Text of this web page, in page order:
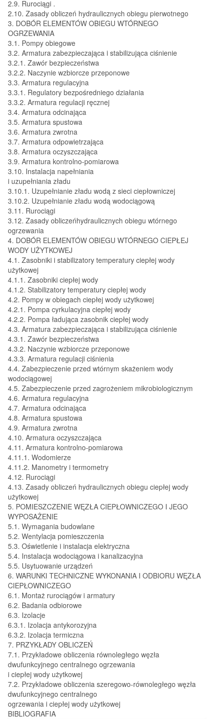
2.9. Rurociągi .
2.10. Zasady obliczeń hydraulicznych obiegu pierwotnego
3. DOBÓR ELEMENTÓW OBIEGU WTÓRNEGO
OGRZEWANIA
3.1. Pompy obiegowe
3.2. Armatura zabezpieczająca i stabilizująca ciśnienie
3.2.1. Zawór bezpieczeństwa
3.2.2. Naczynie wzbiorcze przeponowe
3.3. Armatura regulacyjna
3.3.1. Regulatory bezpośredniego działania
3.3.2. Armatura regulacji ręcznej
3.4. Armatura odcinająca
3.5. Armatura spustowa
3.6. Armatura zwrotna
3.7. Armatura odpowietrzająca
3.8. Armatura oczyszczająca
3.9. Armatura kontrolno-pomiarowa
3.10. Instalacja napełniania
i uzupełniania zładu
3.10.1. Uzupełnianie zładu wodą z sieci ciepłowniczej
3.10.2. Uzupełnianie zładu wodą wodociągową
3.11. Rurociągi
3.12. Zasady obliczeńhydraulicznych obiegu wtórnego
ogrzewania
4. DOBÓR ELEMENTÓW OBIEGU WTÓRNEGO CIEPŁEJ
WODY UŻYTKOWEJ
4.1. Zasobniki i stabilizatory temperatury ciepłej wody
użytkowej
4.1.1. Zasobniki ciepłej wody
4.1.2. Stabilizatory temperatury ciepłej wody
4.2. Pompy w obiegach ciepłej wody użytkowej
4.2.1. Pompa cyrkulacyjna ciepłej wody
4.2.2. Pompa ładująca zasobnik ciepłej wody
4.3. Armatura zabezpieczająca i stabilizująca ciśnienie
4.3.1. Zawór bezpieczeństwa
4.3.2. Naczynie wzbiorcze przeponowe
4.3.3. Armatura regulacji ciśnienia
4.4. Zabezpieczenie przed wtórnym skażeniem wody
wodociągowej
4.5. Zabezpieczenie przed zagrożeniem mikrobiologicznym
4.6. Armatura regulacyjna
4.7. Armatura odcinająca
4.8. Armatura spustowa
4.9. Armatura zwrotna
4.10. Armatura oczyszczająca
4.11. Armatura kontrolno-pomiarowa
4.11.1. Wodomierze
4.11.2. Manometry i termometry
4.12. Rurociągi
4.13. Zasady obliczeń hydraulicznych obiegu ciepłej wody
użytkowej
5. POMIESZCZENIE WĘZŁA CIEPŁOWNICZEGO I JEGO
WYPOSAŻENIE
5.1. Wymagania budowlane
5.2. Wentylacja pomieszczenia
5.3. Oświetlenie i instalacja elektryczna
5.4. Instalacja wodociągowa i kanalizacyjna
5.5. Usytuowanie urządzeń
6. WARUNKI TECHNICZNE WYKONANIA I ODBIORU WĘZŁA
CIEPŁOWNICZEGO
6.1. Montaż rurociągów i armatury
6.2. Badania odbiorowe
6.3. Izolacje
6.3.1. Izolacja antykorozyjna
6.3.2. Izolacja termiczna
7. PRZYKŁADY OBLICZEŃ
7.1. Przykładowe obliczenia równoległego węzła
dwufunkcyjnego centralnego ogrzewania
i ciepłej wody użytkowej
7.2. Przykładowe obliczenia szeregowo-równoległego węzła
dwufunkcyjnego centralnego
ogrzewania i ciepłej wody użytkowej
BIBLIOGRAFIA